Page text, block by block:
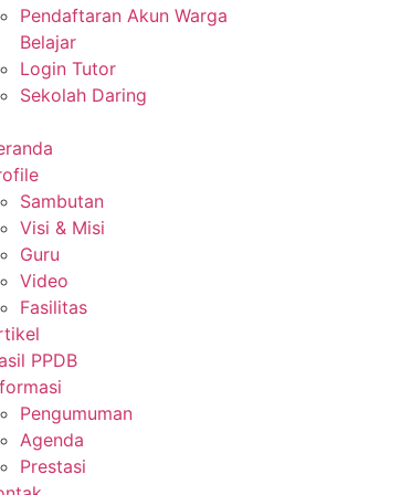
Pendaftaran Akun Warga
Belajar
Login Tutor
Sekolah Daring
Sambutan
Visi & Misi
Guru
Video
Fasilitas
PPDB
Pengumuman
Agenda
Prestasi